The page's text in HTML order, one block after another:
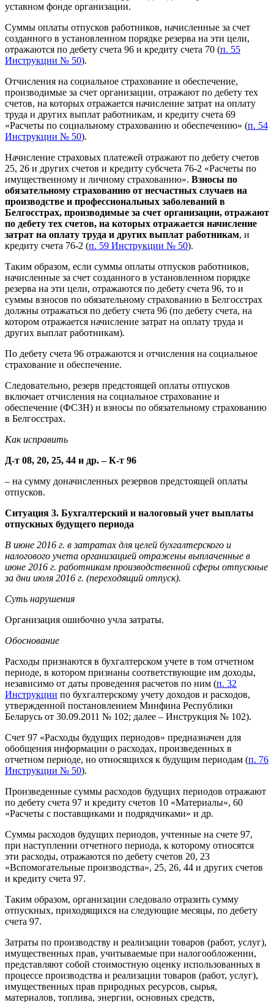
уставном фонде организации.
Суммы оплаты отпусков работников, начисленные за счет
созданного в установленном порядке резерва на эти цели,
отражаются по дебету счета 96 и кредиту счета 70 (п. 55
Инструкции № 50).
Отчисления на социальное страхование и обеспечение,
производимые за счет организации, отражают по дебету тех
счетов, на которых отражается начисление затрат на оплату
труда и других выплат работникам, и кредиту счета 69
«Расчеты по социальному страхованию и обеспечению» (п. 54
Инструкции № 50).
Начисление страховых платежей отражают по дебету счетов
25, 26 и других счетов и кредиту субсчета 76-2 «Расчеты по
имущественному и личному страхованию». Взносы по
обязательному страхованию от несчастных случаев на
производстве и профессиональных заболеваний в
Белгосстрах, производимые за счет организации, отражают
по дебету тех счетов, на которых отражается начисление
затрат на оплату труда и других выплат работникам, и
кредиту счета 76-2 (п. 59 Инструкции № 50).
Таким образом, если суммы оплаты отпусков работников,
начисленные за счет созданного в установленном порядке
резерва на эти цели, отражаются по дебету счета 96, то и
суммы взносов по обязательному страхованию в Белгосстрах
должны отражаться по дебету счета 96 (по дебету счета, на
котором отражается начисление затрат на оплату труда и
других выплат работникам).
По дебету счета 96 отражаются и отчисления на социальное
страхование и обеспечение.
Следовательно, резерв предстоящей оплаты отпусков
включает отчисления на социальное страхование и
обеспечение (ФСЗН) и взносы по обязательному страхованию
в Белгосстрах.
Как исправить
Д-т 08, 20, 25, 44 и др. – К-т 96
– на сумму доначисленных резервов предстоящей оплаты
отпусков.
Ситуация 3. Бухгалтерский и налоговый учет выплаты
отпускных будущего периода
В июне 2016 г. в затратах для целей бухгалтерского и
налогового учета организацией отражены выплаченные в
июне 2016 г. работникам производственной сферы отпускные
за дни июля 2016 г. (переходящий отпуск).
Суть нарушения
Организация ошибочно учла затраты.
Обоснование
Расходы признаются в бухгалтерском учете в том отчетном
периоде, в котором признаны соответствующие им доходы,
независимо от даты проведения расчетов по ним (п. 32
Инструкции по бухгалтерскому учету доходов и расходов,
утвержденной постановлением Минфина Республики
Беларусь от 30.09.2011 № 102; далее – Инструкция № 102).
Счет 97 «Расходы будущих периодов» предназначен для
обобщения информации о расходах, произведенных в
отчетном периоде, но относящихся к будущим периодам (п. 76
Инструкции № 50).
Произведенные суммы расходов будущих периодов отражают
по дебету счета 97 и кредиту счетов 10 «Материалы», 60
«Расчеты с поставщиками и подрядчиками» и др.
Суммы расходов будущих периодов, учтенные на счете 97,
при наступлении отчетного периода, к которому относятся
эти расходы, отражаются по дебету счетов 20, 23
«Вспомогательные производства», 25, 26, 44 и других счетов
и кредиту счета 97.
Таким образом, организации следовало отразить сумму
отпускных, приходящихся на следующие месяцы, по дебету
счета 97.
Затраты по производству и реализации товаров (работ, услуг),
имущественных прав, учитываемые при налогообложении,
представляют собой стоимостную оценку использованных в
процессе производства и реализации товаров (работ, услуг),
имущественных прав природных ресурсов, сырья,
материалов, топлива, энергии, основных средств,